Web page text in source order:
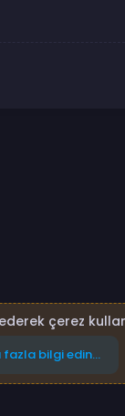
çerez
fazla bilgi edin…